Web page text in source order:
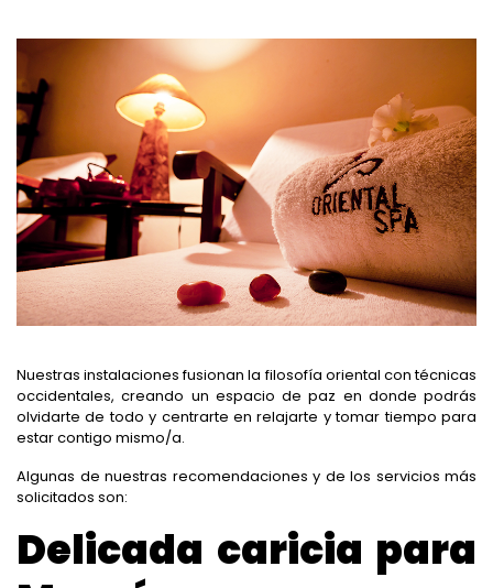
Nuestras instalaciones fusionan la filosofía oriental con técnicas
occidentales, creando un espacio de paz en donde podrás
olvidarte de todo y centrarte en relajarte y tomar tiempo para
estar contigo mismo/a.
Algunas de nuestras recomendaciones y de los servicios más
solicitados son:
Delicada caricia para